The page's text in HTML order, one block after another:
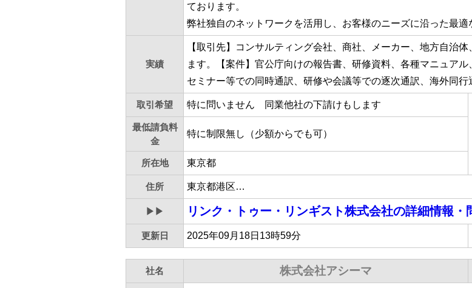
ております。
弊社独自のネットワークを活用し、お客様のニーズに沿った最適
実績
【取引先】コンサルティング会社、商社、メーカー、地方自治
ます。【案件】官公庁向けの報告書、研修資料、各種マニュア
セミナー等での同時通訳、研修や会議等での逐次通訳、海外同
取引希望 特に問いません 同業他社の下請けもします
最低請負料
金
特に制限無し（少額からでも可）
所在地 東京都
住所 東京都港区…
▶▶ リンク・トゥー・リンギスト株式会社の詳細情報・
更新日 2025年09月18日13時59分
社名 株式会社アシーマ